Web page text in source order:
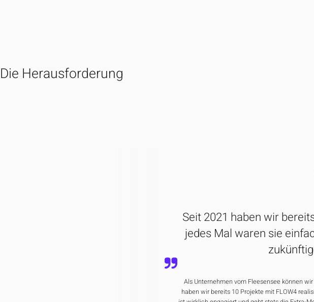
Die Herausforderung
Seit 2021 haben wir
jedes Mal waren sie
Als Unternehmen vom Fleesensee können
haben wir bereits 10 Projekte mit FLOW4